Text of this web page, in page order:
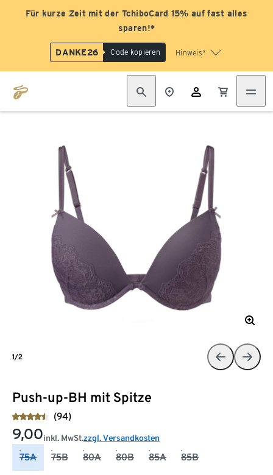
Für kurze Zeit mit der TchiboCard 15% auf fast alles
sparen!*
DANKE26 Code kopieren Hinweis*
Push-up-BH mit Spitze
(94)
9,00inkl. MwSt.zzgl. Versandkosten
75A 75B 80A 80B 85A 85B
1/2